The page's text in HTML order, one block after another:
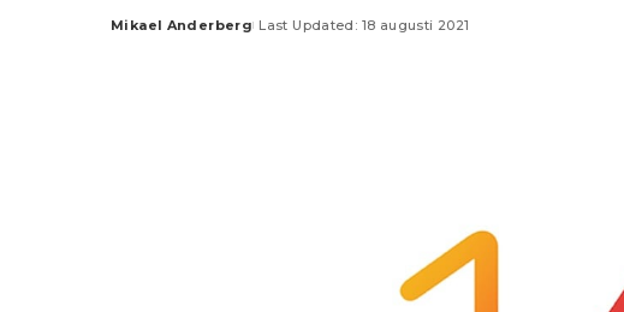
Posted
Mikael Anderberg Last Updated: 18 augusti 2021